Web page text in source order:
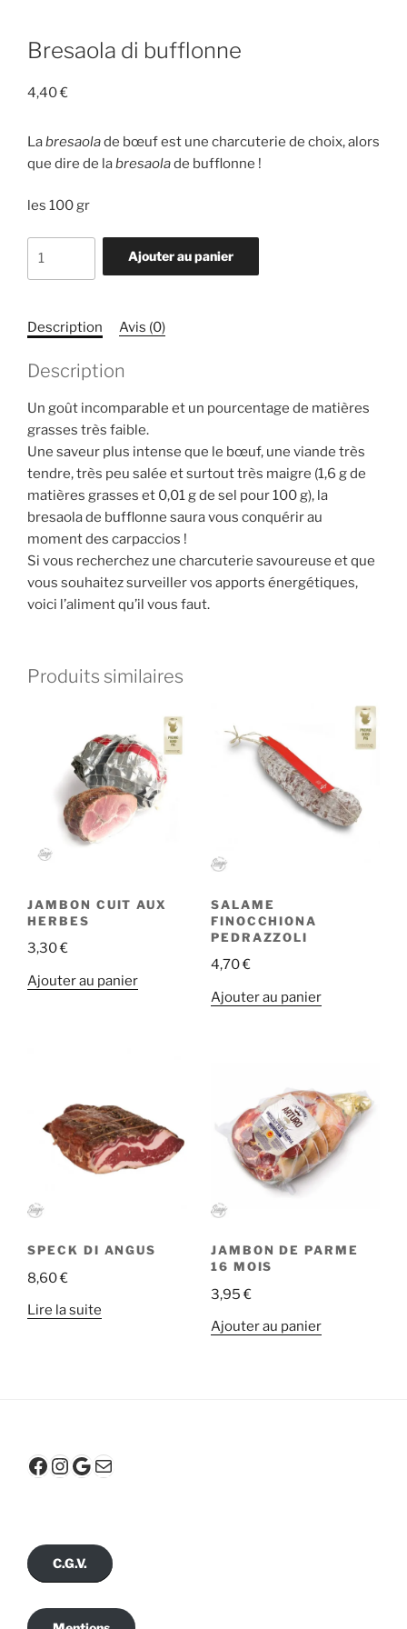
Bresaola di bufflonne
4,40€
Labresaolade bœuf est une charcuterie de choix, alors
que dire de labresaolade bufflonne !
les 100 gr
bufflonne
Ajouter au panier
Description Avis (0)
Description
Un goût incomparable et un pourcentage de matières
grasses très faible.
Une saveur plus intense que le bœuf, une viande très
tendre, très peu salée et surtout très maigre (1,6 g de
matières grasses et 0,01 g de sel pour 100 g), la
bresaola de bufflonne saura vous conquérir au
moment des carpaccios !
Si vous recherchez une charcuterie savoureuse et que
vous souhaitez surveiller vos apports énergétiques,
voici l’aliment qu’il vous faut.
Produits similaires
JAMBON CUIT AUX
HERBES
3,30€
Ajouter au panier
SALAME
FINOCCHIONA
PEDRAZZOLI
4,70€
Ajouter au panier
SPECK DI ANGUS
8,60€
Lire la suite
JAMBON DE PARME
16 MOIS
3,95€
Ajouter au panier
Facebook
Instagram
Google
E-mail
C.G.V.